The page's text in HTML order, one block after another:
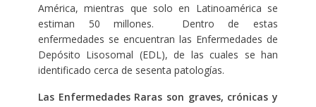
América, mientras que solo en Latinoamérica se
estiman 50 millones. Dentro de estas
enfermedades se encuentran las Enfermedades de
Depósito Lisosomal (EDL), de las cuales se han
identificado cerca de sesenta patologías.
Las Enfermedades Raras son graves, crónicas y